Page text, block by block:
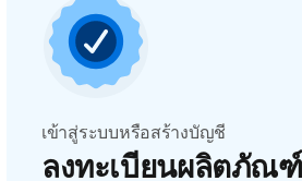
เข้าสู่ระบบหรือสร้างบัญชี
ลงทะเบียนผลิตภัณ